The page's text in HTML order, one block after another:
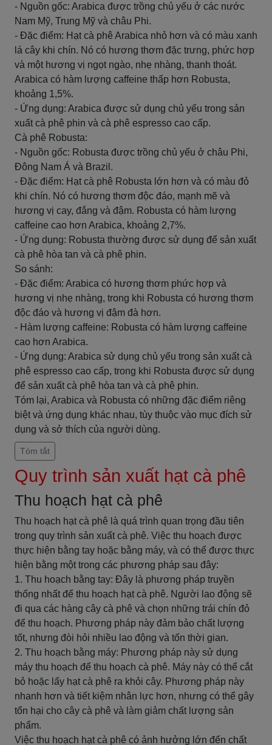
- Nguồn gốc: Arabica được trồng chủ yếu ở các nước
Nam Mỹ, Trung Mỹ và châu Phi.
- Đặc điểm: Hạt cà phê Arabica nhỏ hơn và có màu xanh
lá cây khi chín. Nó có hương thơm đặc trưng, phức hợp
và một hương vị ngọt ngào, nhẹ nhàng, thanh thoát.
Arabica có hàm lượng caffeine thấp hơn Robusta,
khoảng 1,5%.
- Ứng dụng: Arabica được sử dụng chủ yếu trong sản
xuất cà phê phin và cà phê espresso cao cấp.
Cà phê Robusta:
- Nguồn gốc: Robusta được trồng chủ yếu ở châu Phi,
Đông Nam Á và Brazil.
- Đặc điểm: Hạt cà phê Robusta lớn hơn và có màu đỏ
khi chín. Nó có hương thơm độc đáo, mạnh mẽ và
hương vị cay, đắng và đậm. Robusta có hàm lượng
caffeine cao hơn Arabica, khoảng 2,7%.
- Ứng dụng: Robusta thường được sử dụng để sản xuất
cà phê hòa tan và cà phê phin.
So sánh:
- Đặc điểm: Arabica có hương thơm phức hợp và
hương vị nhẹ nhàng, trong khi Robusta có hương thơm
độc đáo và hương vị đậm đà hơn.
- Hàm lượng caffeine: Robusta có hàm lượng caffeine
cao hơn Arabica.
- Ứng dụng: Arabica sử dụng chủ yếu trong sản xuất cà
phê espresso cao cấp, trong khi Robusta được sử dụng
để sản xuất cà phê hòa tan và cà phê phin.
Tóm lại, Arabica và Robusta có những đặc điểm riêng
biệt và ứng dụng khác nhau, tùy thuộc vào mục đích sử
dụng và sở thích của người dùng.
Tóm tắt
Quy trình sản xuất hạt cà phê
Thu hoạch hạt cà phê
Thu hoạch hạt cà phê là quá trình quan trọng đầu tiên
trong quy trình sản xuất cà phê. Việc thu hoạch được
thực hiện bằng tay hoặc bằng máy, và có thể được thực
hiện bằng một trong các phương pháp sau đây:
1. Thu hoạch bằng tay: Đây là phương pháp truyền
thống nhất để thu hoạch hạt cà phê. Người lao động sẽ
đi qua các hàng cây cà phê và chọn những trái chín đỏ
để thu hoạch. Phương pháp này đảm bảo chất lượng
tốt, nhưng đòi hỏi nhiều lao động và tốn thời gian.
2. Thu hoạch bằng máy: Phương pháp này sử dụng
máy thu hoạch để thu hoạch cà phê. Máy này có thể cắt
bỏ hoặc lấy hạt cà phê ra khỏi cây. Phương pháp này
nhanh hơn và tiết kiệm nhân lực hơn, nhưng có thể gây
tổn hại cho cây cà phê và làm giảm chất lượng sản
phẩm.
Việc thu hoạch hạt cà phê có ảnh hưởng lớn đến chất